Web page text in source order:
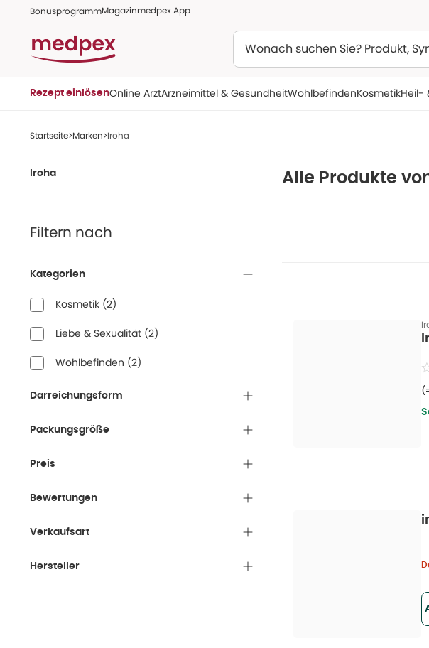
BonusprogrammMagazinmedpex App
Rezept einlösenOnline ArztArzneimittel & GesundheitWohlbefindenKosmetikHeil-
Startseite Marken Iroha
Alle Produkte
Iroha
Filtern nach
Kategorien
Kosmetik (2)
Liebe & Sexualität (2)
Wohlbefinden (2)
Darreichungsform
Packungsgröße
Preis
Bewertungen
Verkaufsart
Hersteller